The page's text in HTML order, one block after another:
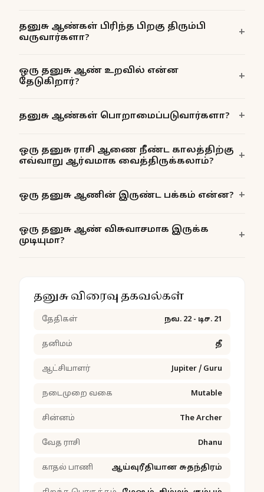
தனுசு ஆண்கள் பிரிந்த பிறகு திரும்பி
வருவார்களா?
ஒரு தனுசு ஆண் உறவில் என்ன
தேடுகிறார்?
தனுசு ஆண்கள் பொறாமைப்படுவார்களா?
ஒரு தனுசு ராசி ஆணை நீண்ட காலத்திற்கு
எவ்வாறு ஆர்வமாக வைத்திருக்கலாம்?
ஒரு தனுசு ஆணின் இருண்ட பக்கம் என்ன?
ஒரு தனுசு ஆண் விசுவாசமாக இருக்க
முடியுமா?
தனுசு விரைவு தகவல்கள்
தேதிகள் நவ. 22 - டிச. 21
தனிமம் தீ
ஆட்சியாளர் Jupiter / Guru
நடைமுறை வகை Mutable
சின்னம் The Archer
வேத ராசி Dhanu
காதல் பாணி ஆய்வுரீதியான சுதந்திரம்